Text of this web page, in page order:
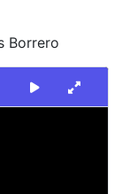
Borrero